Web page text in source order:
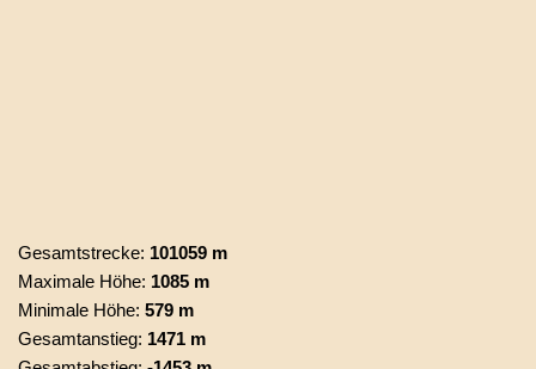
Gesamtstrecke: 101059 m
Maximale Höhe: 1085 m
Minimale Höhe: 579 m
Gesamtanstieg: 1471 m